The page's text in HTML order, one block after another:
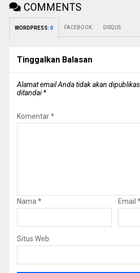
COMMENTS
WORDPRESS: 0 FACEBOOK: DISQUS:
Tinggalkan Balasan
Alamat email Anda tidak akan
ditandai*
Komentar*
Nama* Email
Situs Web